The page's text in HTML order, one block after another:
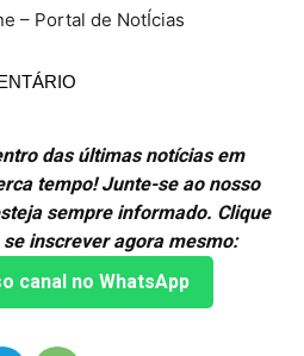
– Portal de NotÍcias
das últimas notícias em
tempo! Junte-se ao nosso
sempre informado. Clique
inscrever agora mesmo:
canal no WhatsApp